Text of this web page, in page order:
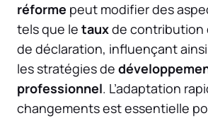
réforme peut modifier des
tels que le tauxde contribution
de déclaration, influençant
les stratégies de
professionnel. L’adaptation
changements est essentielle